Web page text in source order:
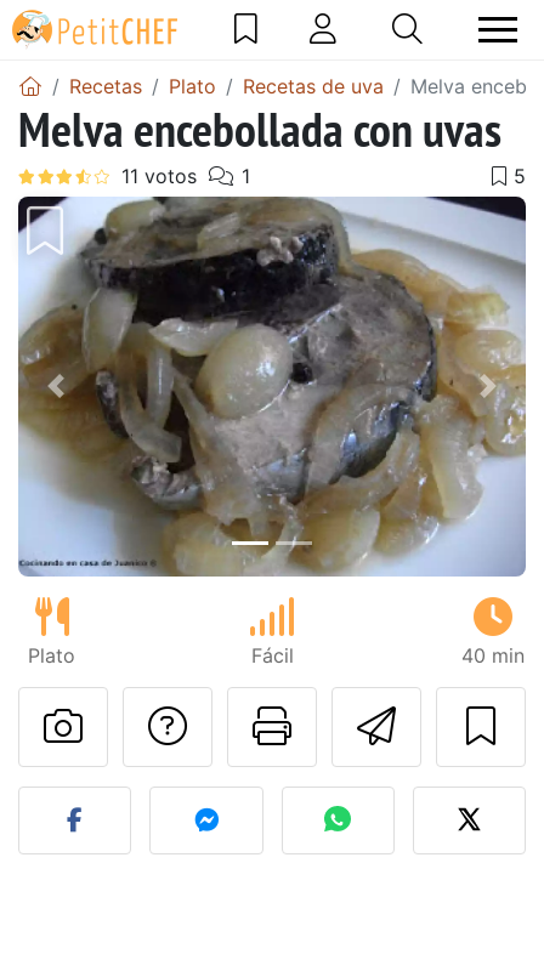
Recetas Plato Recetas de uva Melva
Melva encebollada con uvas
Anterior
Plato Fácil 40 min
Imprimir
Preguntar al autor
Publicar la foto de esta